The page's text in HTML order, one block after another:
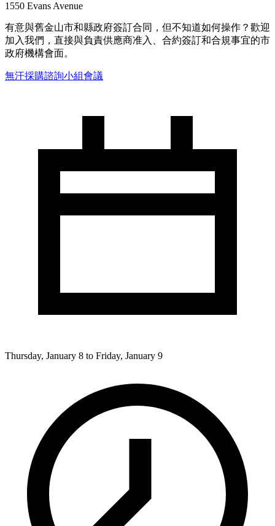
1550 Evans Avenue
有意與舊金山市和縣政府簽訂合同，但不知道如何操作？歡迎
加入我們，直接與負責供應商准入、合約簽訂和合規事宜的市
政府機構會面。
無汗採購諮詢小組會議
Thursday, January 8 to Friday, January 9